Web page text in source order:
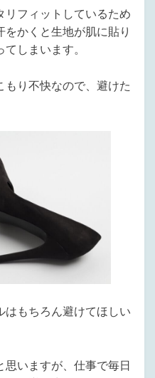
リフィットしているため
かくと生地が肌に貼り
しまいます。
もり不快なので、避けた
はもちろん避けてほしい
いますが、仕事で毎日